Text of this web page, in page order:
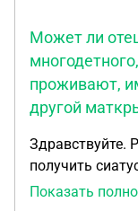
Может ли
проживают,
другой
Здравствуйте.
получить
проживают,
Показать